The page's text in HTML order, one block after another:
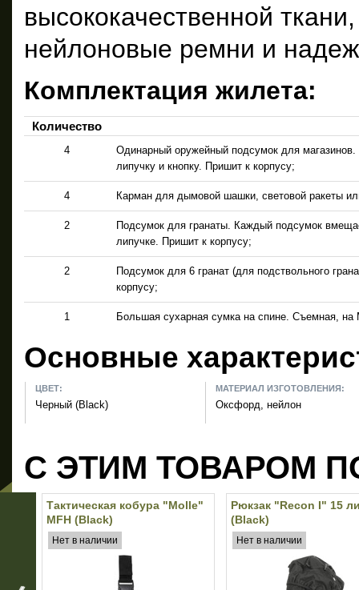
высококачественной
нейлоновые ремни и
Комплектация жилета:
Количество
4
Одинарный оружейный подсумок для
липучку и кнопку. Пришит к корпусу;
4 Карман для дымовой шашки, световой ракеты
2
Подсумок для гранаты. Каждый подсумок
липучке. Пришит к корпусу;
2
Подсумок для 6 гранат (для подствольного
корпусу;
1 Большая сухарная сумка на спине. Съемная, на
Основные
ЦВЕТ:
Черный (Black)
МАТЕРИАЛ ИЗГОТОВЛЕНИЯ:
Оксфорд, нейлон
С ЭТИМ ТОВАРОМ
Тактическая кобура "Molle"
MFH (Black)
Нет в наличии
Рюкзак "Recon I" 15
(Black)
Нет в наличии